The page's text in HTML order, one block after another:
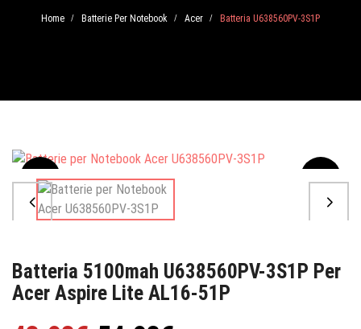
Home / Batterie Per Notebook / Acer / Batteria U638560PV-3S1P
Sale
Batteria 5100mah U638560PV-3S1P Per
Acer Aspire Lite AL16-51P